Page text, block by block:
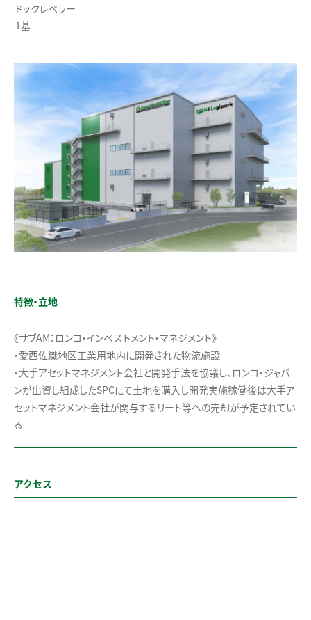
ドックレベラー
1基
特徴・立地
《サブAM：ロンコ・インベストメント・マネジメント》
・愛西佐織地区工業用地内に開発された物流施設
・大手アセットマネジメント会社と開発手法を協議し、ロンコ・ジャパ
ンが出資し組成したSPCにて土地を購入し開発実施稼働後は大手ア
セットマネジメント会社が関与するリート等への売却が予定されてい
る
アクセス